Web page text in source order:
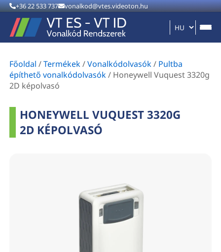
+36 22 533 737 vonalkod@vtes.videoton.hu
Főoldal /Termékek/Vonalkódolvasók/ Pultba
építhető vonalkódolvasók/ Honeywell Vuquest 3320g
2D képolvasó
HONEYWELL VUQUEST 3320G
2D KÉPOLVASÓ